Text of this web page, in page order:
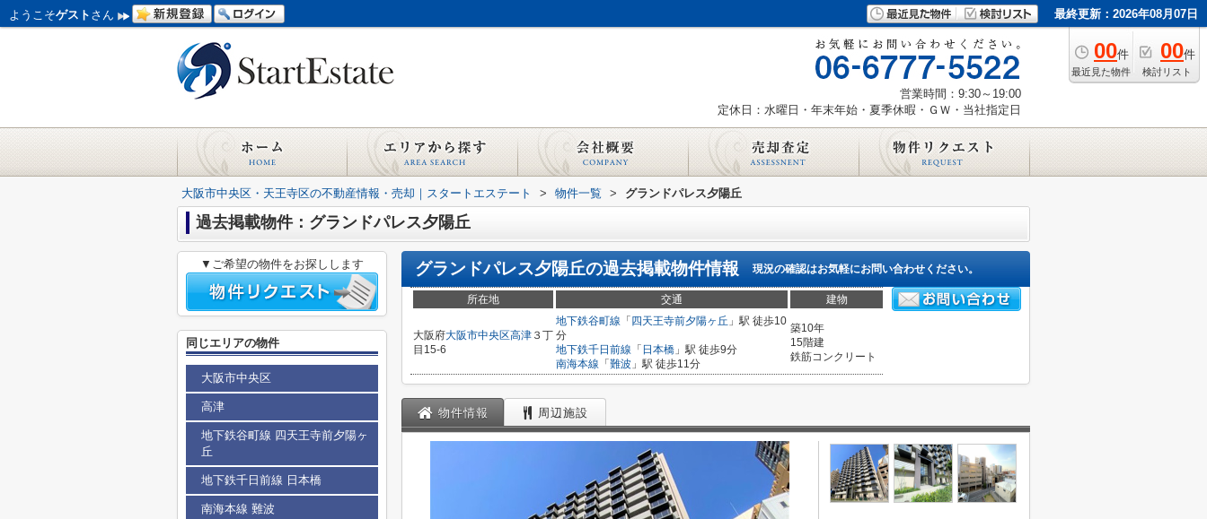
ようこそゲスト さん 最終更新：2026年08月07日
00件
最近見た物件
00件
検討リスト
営業時間：9:30～19:00
定休日：水曜日・年末年始・夏季休暇・ＧＷ・当社指定日
大阪市中央区・天王寺区の不動産情報・売却｜スタートエステート > 物件一覧 > グランドパレス夕陽丘
過去掲載物件：グランドパレス夕陽丘
グランドパレス夕陽丘の過去掲載物件情報 現況の確認はお気軽にお問い合わせください。
所在地 交通 建物
大阪府大阪市中央区高津 ３丁
目15-6
地下鉄谷町線 「 四天王寺前夕陽ヶ丘 」駅 徒歩10
分
地下鉄千日前線 「 日本橋 」駅 徒歩9分
南海本線 「 難波 」駅 徒歩11分
築10年
15階建
鉄筋コンクリート
物件情報 周辺施設
▼ご希望の物件をお探しします
同じエリアの物件
大阪市中央区
高津
地下鉄谷町線 四天王寺前夕陽ヶ
丘
地下鉄千日前線 日本橋
南海本線 難波